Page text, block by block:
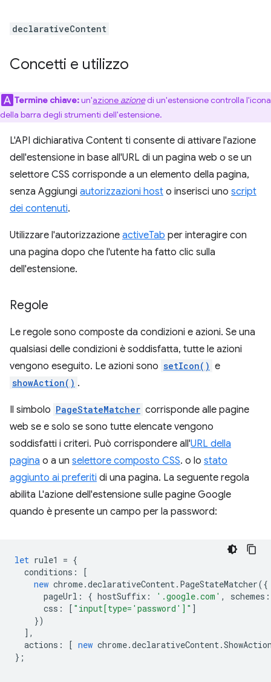
declarativeContent
Concetti e utilizzo
Termine chiave:un'azione azionedi un'estensione controlla l'icona
della barra degli strumenti dell'estensione.
L'API dichiarativa Content ti consente di attivare l'azione
dell'estensione in base all'URL di un pagina web o se un
selettore CSS corrisponde a un elemento della pagina,
senza Aggiungi autorizzazioni host o inserisci uno script
dei contenuti.
Utilizzare l'autorizzazione activeTab per interagire con
una pagina dopo che l'utente ha fatto clic sulla
dell'estensione.
Regole
Le regole sono composte da condizioni e azioni. Se una
qualsiasi delle condizioni è soddisfatta, tutte le azioni
vengono eseguito. Le azioni sono setIcon() e
showAction() .
Il simbolo PageStateMatcher corrisponde alle pagine
web se e solo se sono tutte elencate vengono
soddisfatti i criteri. Può corrispondere all'URL della
pagina o a un selettore composto CSS. o lo stato
aggiunto ai preferiti di una pagina. La seguente regola
abilita L'azione dell'estensione sulle pagine Google
quando è presente un campo per la password:
let rule1 = {
conditions :
[
new chrome.declarativeContent. PageStateMatcher({
pageUrl : { hostSuffix : '.google.com' , schemes :
css : [ "input[type='password']" ]
})
],
actions : [ new chrome.declarativeContent.
};